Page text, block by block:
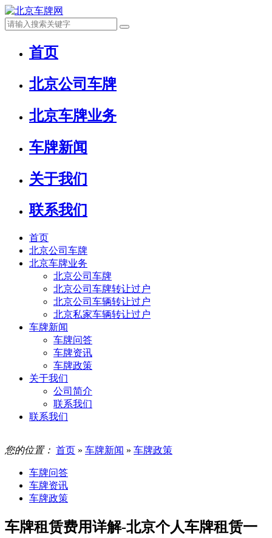
首页
北京公司车牌
北京车牌业务
车牌新闻
关于我们
联系我们
首页
北京公司车牌
北京车牌业务
北京公司车牌
北京公司车牌转让过户
北京公司车辆转让过户
北京私家车辆转让过户
车牌新闻
车牌问答
车牌资讯
车牌政策
关于我们
公司简介
联系我们
联系我们
您的位置： 首页 » 车牌新闻 » 车牌政策
车牌问答
车牌资讯
车牌政策
车牌租赁费用详解-北京个人车牌租赁一